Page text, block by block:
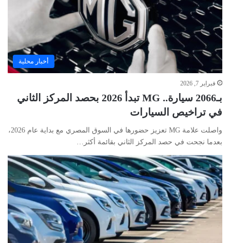
أخبار محلية
فبراير 7, 2026
بـ2066 سيارة.. MG تبدأ 2026 بحصد المركز الثاني
في تراخيص السيارات
واصلت علامة MG تعزيز حضورها في السوق المصري مع بداية عام 2026،
بعدما نجحت في حصد المركز الثاني بقائمة أكثر…